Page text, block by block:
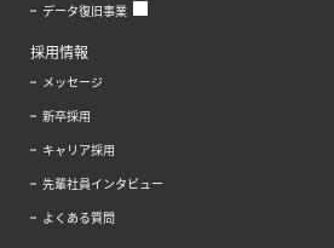
データ復旧事業
採用情報
メッセージ
新卒採用
キャリア採用
先輩社員インタビュー
よくある質問